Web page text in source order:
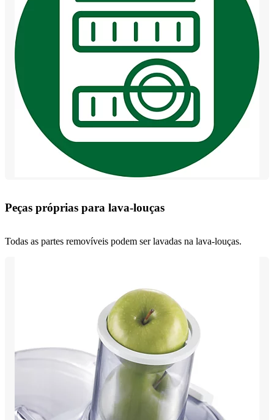
Peças próprias para lava-louças
Todas as partes removíveis podem ser lavadas na lava-louças.